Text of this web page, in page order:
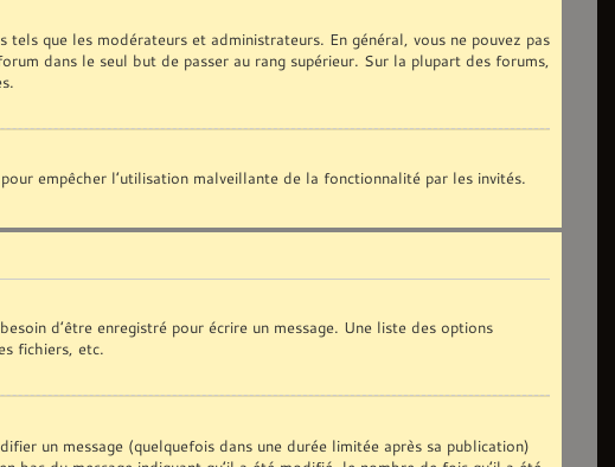
que les modérateurs et administrateurs. En général, vous ne pouvez pas
dans le seul but de passer au rang supérieur. Sur la plupart des forums,
empêcher l’utilisation malveillante de la fonctionnalité par les invités.
d’être enregistré pour écrire un message. Une liste des options
fichiers, etc.
un message (quelquefois dans une durée limitée après sa publication)